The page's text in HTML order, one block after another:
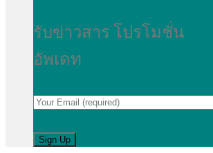
รับข่าวสาร โปรโมชั่น
อัพเดท